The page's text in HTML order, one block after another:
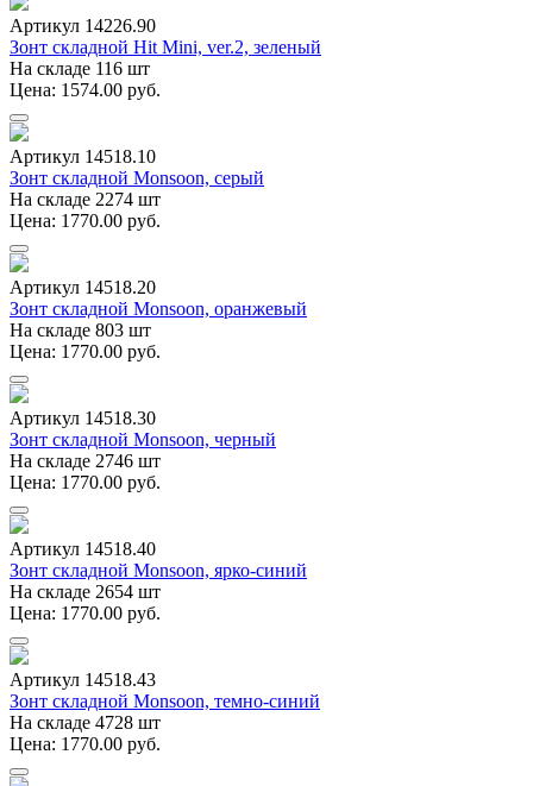
Артикул 14226.90
Зонт складной Hit Mini, ver.2, зеленый
На складе 116 шт
Цена: 1574.00 руб.
Артикул 14518.10
Зонт складной Monsoon, серый
На складе 2274 шт
Цена: 1770.00 руб.
Артикул 14518.20
Зонт складной Monsoon, оранжевый
На складе 803 шт
Цена: 1770.00 руб.
Артикул 14518.30
Зонт складной Monsoon, черный
На складе 2746 шт
Цена: 1770.00 руб.
Артикул 14518.40
Зонт складной Monsoon, ярко-синий
На складе 2654 шт
Цена: 1770.00 руб.
Артикул 14518.43
Зонт складной Monsoon, темно-синий
На складе 4728 шт
Цена: 1770.00 руб.